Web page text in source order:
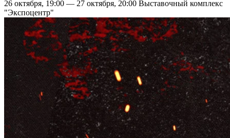
26 октября, 19:00 — 27 октября, 20:00 Выставочный комплекс
"Экспоцентр"